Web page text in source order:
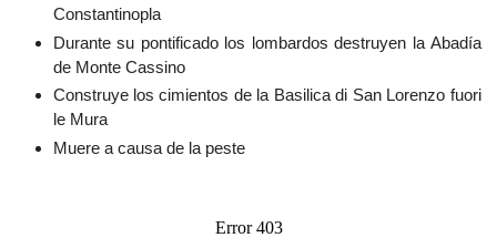
Constantinopla
Durante su pontificado los lombardos destruyen la Abadía
de Monte Cassino
Construye los cimientos de la Basilica di San Lorenzo fuori
le Mura
Muere a causa de la peste